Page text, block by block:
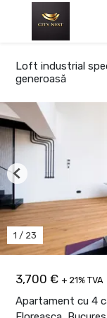
Loft industrial
generoasă
3,700 € + 21% TVA
Apartament cu 4
1 / 23
Previous